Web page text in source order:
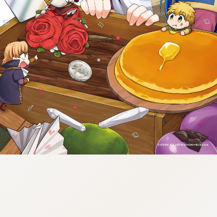
tazqimt_dltj:916.92.5.62:bbb.gnwnnsl.oi